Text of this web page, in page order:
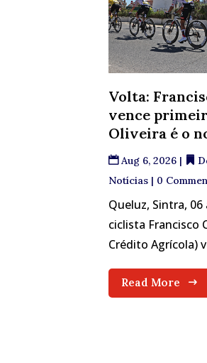
Volta:
vence
Oliveira é o
Aug 6, 2026 |
Notícias | 0
Queluz, Sintra, 06
ciclista Francisco
Crédito Agrícola)
Read More